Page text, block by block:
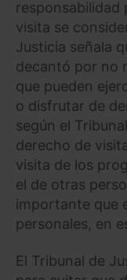
responsabilidad
visita se
Justicia señala
decantó por no
que pueden
o disfrutar de
según el
derecho de
visita de los
el de otras
importante que
personales, en
El Tribunal de